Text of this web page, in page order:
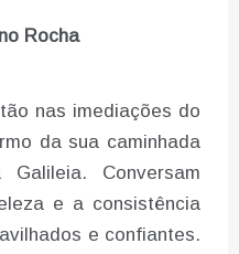
Rocha
nas imediações do
da sua caminhada
Conversam
e a consistência
e confiantes.